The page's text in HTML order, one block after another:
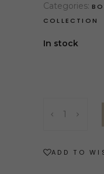
Categories:
COLLECTION
In stock
ADD TO